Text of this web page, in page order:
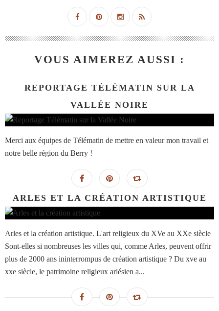
VOUS AIMEREZ AUSSI :
REPORTAGE TÉLÉMATIN SUR LA
VALLÉE NOIRE
Merci aux équipes de Télématin de mettre en valeur mon travail et
notre belle région du Berry !
ARLES ET LA CRÉATION ARTISTIQUE
Arles et la création artistique. L'art religieux du XVe au XXe siècle
Sont-elles si nombreuses les villes qui, comme Arles, peuvent offrir
plus de 2000 ans ininterrompus de création artistique ? Du xve au
xxe siècle, le patrimoine religieux arlésien a...